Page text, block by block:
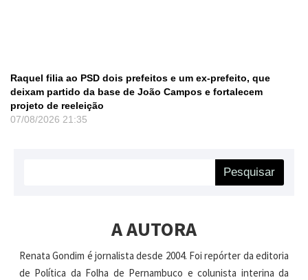
Raquel filia ao PSD dois prefeitos e um ex-prefeito, que
deixam partido da base de João Campos e fortalecem
projeto de reeleição
07/08/2026 21:35
Pesquisar
A AUTORA
Renata Gondim é jornalista desde 2004. Foi repórter da editoria
de Política da Folha de Pernambuco e colunista interina da